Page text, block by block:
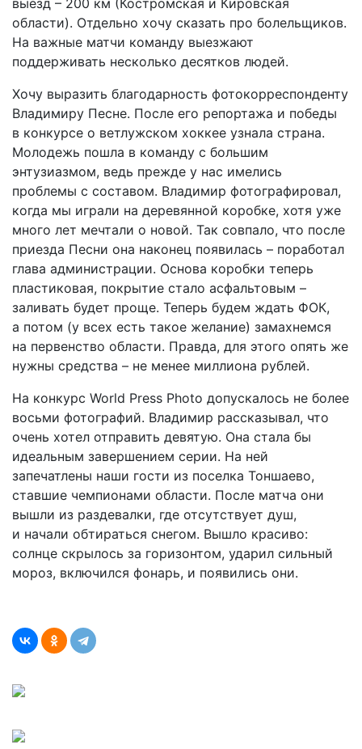
выезд – 200 км (Костромская и Кировская
области). Отдельно хочу сказать про болельщиков.
На важные матчи команду выезжают
поддерживать несколько десятков людей.
Хочу выразить благодарность фотокорреспонденту
Владимиру Песне. После его репортажа и победы
в конкурсе о ветлужском хоккее узнала страна.
Молодежь пошла в команду с большим
энтузиазмом, ведь прежде у нас имелись
проблемы с составом. Владимир фотографировал,
когда мы играли на деревянной коробке, хотя уже
много лет мечтали о новой. Так совпало, что после
приезда Песни она наконец появилась – поработал
глава администрации. Основа коробки теперь
пластиковая, покрытие стало асфальтовым –
заливать будет проще. Теперь будем ждать ФОК,
а потом (у всех есть такое желание) замахнемся
на первенство области. Правда, для этого опять же
нужны средства – не менее миллиона рублей.
На конкурс World Press Photo допускалось не более
восьми фотографий. Владимир рассказывал, что
очень хотел отправить девятую. Она стала бы
идеальным завершением серии. На ней
запечатлены наши гости из поселка Тоншаево,
ставшие чемпионами области. После матча они
вышли из раздевалки, где отсутствует душ,
и начали обтираться снегом. Вышло красиво:
солнце скрылось за горизонтом, ударил сильный
мороз, включился фонарь, и появились они.